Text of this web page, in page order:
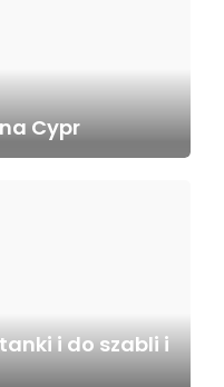
Cypr
i do szabli i